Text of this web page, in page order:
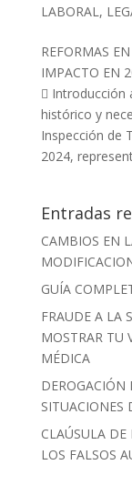
LABORAL ,
REFORMAS
IMPACTO EN
 Introducción
histórico y
Inspección de
2024,
Entradas
CAMBIOS EN
GUÍA
FRAUDE A LA
MOSTRAR TU
MÉDICA
SITUACIONES
CLAÚSULA
LOS FALSOS